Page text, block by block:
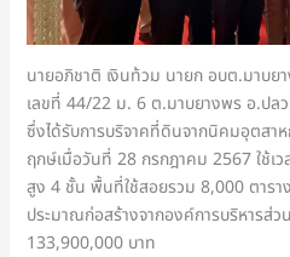
นายอภิชาติ เงินท้วม นายก อบต.มาบย
เลขที่ 44/22 ม. 6 ต.มาบยางพร อ.ปล
ซึ่งได้รับการบริจาคที่ดินจากนิคมอุตสา
ฤกษ์เมื่อวันที่ 28 กรกฎาคม 2567 ใช้เ
สูง 4 ชั้น พื้นที่ใช้สอยรวม 8,000 ตาร
ประมาณก่อสร้างจากองค์การบริหารส่
133,900,000 บาท